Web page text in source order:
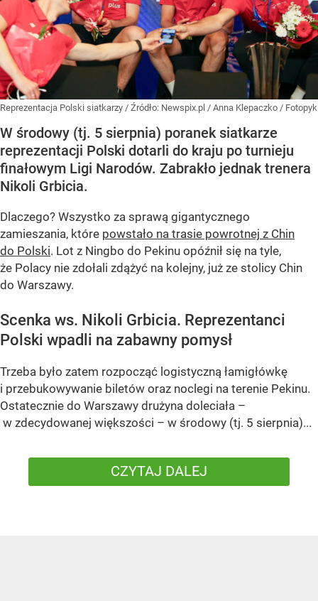
Reprezentacja Polski siatkarzy / Źródło: Newspix.pl / Anna Klepaczko / Fotopyk
W środowy (tj. 5 sierpnia) poranek siatkarze
reprezentacji Polski dotarli do kraju po turnieju
finałowym Ligi Narodów. Zabrakło jednak trenera
Nikoli Grbicia.
Dlaczego? Wszystko za sprawą gigantycznego
zamieszania, które powstało na trasie powrotnej z Chin
do Polski. Lot z Ningbo do Pekinu opóźnił się na tyle,
że Polacy nie zdołali zdążyć na kolejny, już ze stolicy Chin
do Warszawy.
Scenka ws. Nikoli Grbicia. Reprezentanci
Polski wpadli na zabawny pomysł
Trzeba było zatem rozpocząć logistyczną łamigłówkę
i przebukowywanie biletów oraz noclegi na terenie Pekinu.
Ostatecznie do Warszawy drużyna doleciała –
w zdecydowanej większości – w środowy (tj. 5 sierpnia)...
CZYTAJ DALEJ